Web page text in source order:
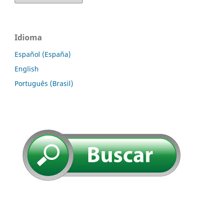
Idioma
Español (España)
English
Português (Brasil)